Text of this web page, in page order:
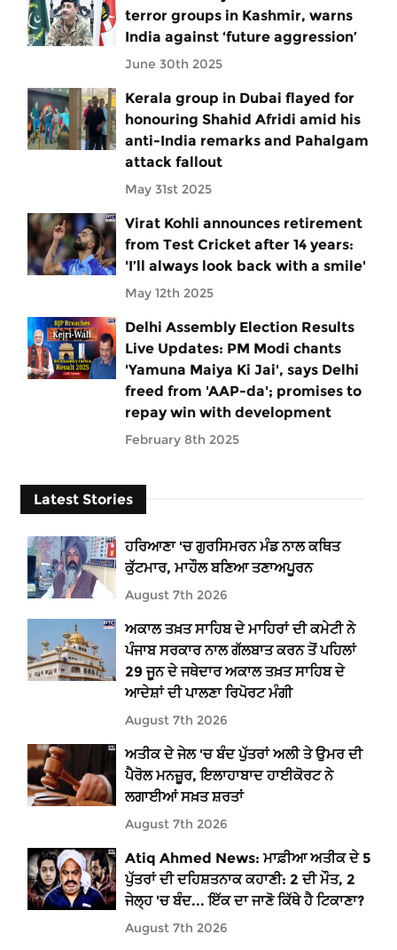
terror groups in Kashmir, warns
India against ‘future aggression’
June 30th 2025
Kerala group in Dubai flayed for
honouring Shahid Afridi amid his
anti-India remarks and Pahalgam
attack fallout
May 31st 2025
Virat Kohli announces retirement
from Test Cricket after 14 years:
'I’ll always look back with a smile'
May 12th 2025
Delhi Assembly Election Results
Live Updates: PM Modi chants
'Yamuna Maiya Ki Jai', says Delhi
freed from 'AAP-da'; promises to
repay win with development
February 8th 2025
Latest Stories
ਹਰਿਆਣਾ 'ਚ ਗੁਰਸਿਮਰਨ ਮੰਡ ਨਾਲ ਕਥਿਤ
ਕੁੱਟਮਾਰ, ਮਾਹੌਲ ਬਣਿਆ ਤਣਾਅਪੂਰਨ
August 7th 2026
ਅਕਾਲ ਤਖ਼ਤ ਸਾਹਿਬ ਦੇ ਮਾਹਿਰਾਂ ਦੀ ਕਮੇਟੀ ਨੇ
ਪੰਜਾਬ ਸਰਕਾਰ ਨਾਲ ਗੱਲਬਾਤ ਕਰਨ ਤੋਂ ਪਹਿਲਾਂ
29 ਜੂਨ ਦੇ ਜਥੇਦਾਰ ਅਕਾਲ ਤਖ਼ਤ ਸਾਹਿਬ ਦੇ
ਆਦੇਸ਼ਾਂ ਦੀ ਪਾਲਣਾ ਰਿਪੋਰਟ ਮੰਗੀ
August 7th 2026
ਅਤੀਕ ਦੇ ਜੇਲ 'ਚ ਬੰਦ ਪੁੱਤਰਾਂ ਅਲੀ ਤੇ ਉਮਰ ਦੀ
ਪੈਰੋਲ ਮਨਜ਼ੂਰ, ਇਲਾਹਾਬਾਦ ਹਾਈਕੋਰਟ ਨੇ
ਲਗਾਈਆਂ ਸਖ਼ਤ ਸ਼ਰਤਾਂ
August 7th 2026
Atiq Ahmed News: ਮਾਫ਼ੀਆ ਅਤੀਕ ਦੇ 5
ਪੁੱਤਰਾਂ ਦੀ ਦਹਿਸ਼ਤਨਾਕ ਕਹਾਣੀ: 2 ਦੀ ਮੌਤ, 2
ਜੇਲ੍ਹ 'ਚ ਬੰਦ... ਇੱਕ ਦਾ ਜਾਣੋ ਕਿੱਥੇ ਹੈ ਟਿਕਾਣਾ?
August 7th 2026